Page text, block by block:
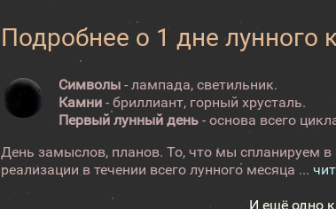
Подробнее о 1 дне лунного
Символы - лампада, светильник.
Камни - бриллиант, горный хрусталь.
Первый лунный день - основа всего
День замыслов, планов. То, что мы спланируем в
реализации в течении всего лунного месяца ...
И ещё одно